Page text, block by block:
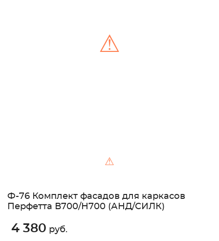
⚠
⚠
Ф-76 Комплект фасадов для каркасов
Перфетта В700/Н700 (АНД/СИЛК)
4 380 руб.